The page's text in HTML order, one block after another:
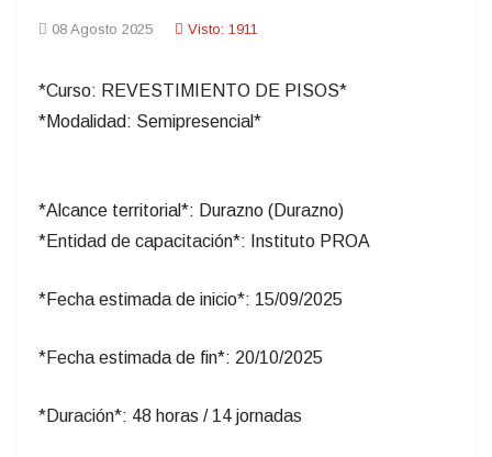
08 Agosto 2025 Visto: 1911
*Curso: REVESTIMIENTO DE PISOS*
*Modalidad: Semipresencial*
*Alcance territorial*: Durazno (Durazno)
*Entidad de capacitación*: Instituto PROA
*Fecha estimada de inicio*: 15/09/2025
*Fecha estimada de fin*: 20/10/2025
*Duración*: 48 horas / 14 jornadas